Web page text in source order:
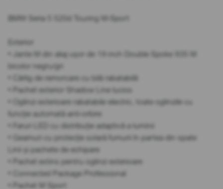
BMW Seria 5 520d Touring M-Sport
Exterior
• Jante M din aliaj ușor de 19 inch Double Spoke 935 M
bicolor negru/gri
• Cârlig de remorcare cu bilă rabatabilă
• Pachet exterior Shadow Line lucios
• Oglinzi exterioare rabatabile electric, toate oglinzile cu
funcție automată anti-orbire
• Faruri LED cu distribuție adaptivă a luminii
• Geamuri cu protecție solară fumurii în partea din spate
Linii și pachete de echipare
• Pachet extins pentru oglinzi exterioare
• Connected Package Professional
• Pachet M Sport